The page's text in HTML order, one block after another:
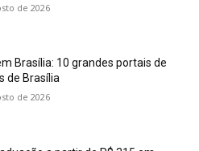
de 2026
Brasília: 10 grandes portais de
de Brasília
de 2026